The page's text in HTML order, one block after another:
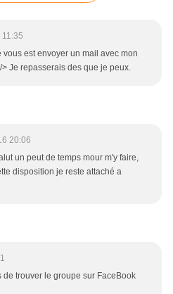
est envoyer un mail avec mon
Je repasserais des que je peux.
20:06
un peut de temps mour m'y faire,
disposition je reste attaché a
trouver le groupe sur FaceBook